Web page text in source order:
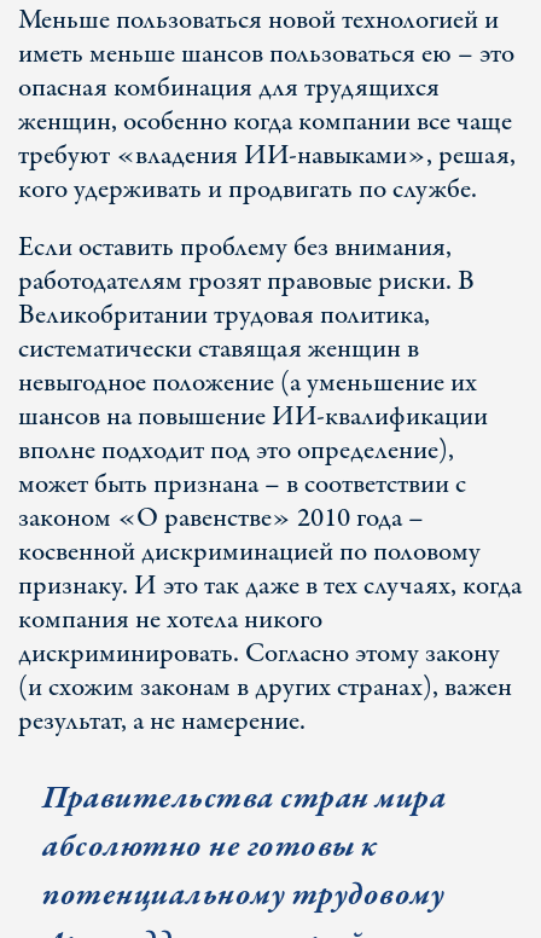
Меньше пользоваться новой технологией и
иметь меньше шансов пользоваться ею – это
опасная комбинация для трудящихся
женщин, особенно когда компании все чаще
требуют «владения ИИ-навыками», решая,
кого удерживать и продвигать по службе.
Если оставить проблему без внимания,
работодателям грозят правовые риски. В
Великобритании трудовая политика,
систематически ставящая женщин в
невыгодное положение (а уменьшение их
шансов на повышение ИИ-квалификации
вполне подходит под это определение),
может быть признана – в соответствии с
законом «О равенстве» 2010 года –
косвенной дискриминацией по половому
признаку. И это так даже в тех случаях, когда
компания не хотела никого
дискриминировать. Согласно этому закону
(и схожим законам в других странах), важен
результат, а не намерение.
Правительства стран мира
абсолютно не готовы к
потенциальному трудовому